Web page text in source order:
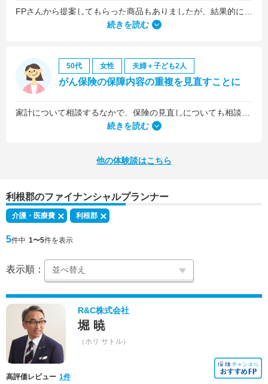
続きを読む
50代 女性 夫婦＋子ども2人
がん保険の保障内容の重複を見直すことに
続きを読む
他の体験談はこちら
利根郡のファイナンシャルプランナー
介護・医療費 利根郡
5件中 1〜5件を表示
表示順：
R&C株式会社
堀 暁
（ホリ サトル）
高評価レビュー 1件